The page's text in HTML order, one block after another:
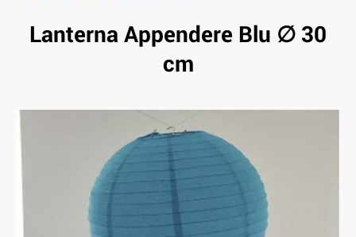
Lanterna Appendere Blu ∅ 30
cm